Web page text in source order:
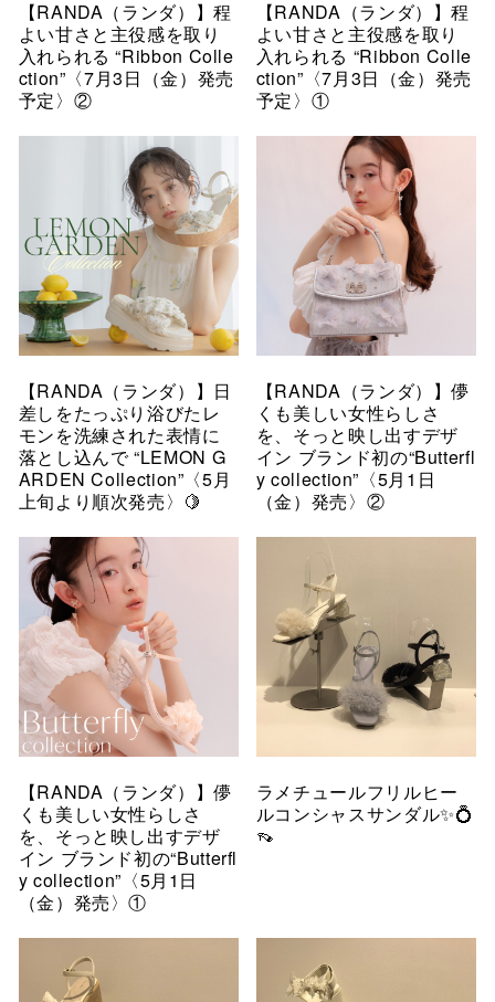
【RANDA（ランダ）】程
よい甘さと主役感を取り
入れられる “Ribbon Colle
ction”〈7月3日（金）発売
予定〉②
【RANDA（ランダ）】程
よい甘さと主役感を取り
入れられる “Ribbon Colle
ction”〈7月3日（金）発売
予定〉①
【RANDA（ランダ）】日
差しをたっぷり浴びたレ
モンを洗練された表情に
落とし込んで “LEMON G
ARDEN Collection”〈5月
上旬より順次発売〉🍋
【RANDA（ランダ）】儚
くも美しい女性らしさ
を、そっと映し出すデザ
イン ブランド初の“Butterfl
y collection”〈5月1日
（金）発売〉②
【RANDA（ランダ）】儚
くも美しい女性らしさ
を、そっと映し出すデザ
イン ブランド初の“Butterfl
y collection”〈5月1日
（金）発売〉①
ラメチュールフリルヒー
ルコンシャスサンダル✨💍
👡